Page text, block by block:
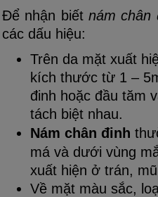
Để nhận biếtnám chân
các dấu hiệu:
Trên da mặt xuất
kích thước từ 1 –
đinh hoặc đầu tăm
tách biệt nhau.
Nám chân đinh
má và dưới vùng
xuất hiện ở trán,
Về mặt màu sắc,